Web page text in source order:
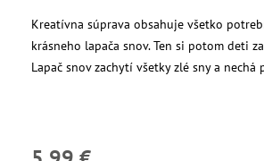
Kreatívna súprava obsahuje všetko
krásneho lapača snov. Ten si potom deti
Lapač snov zachytí všetky zlé sny a